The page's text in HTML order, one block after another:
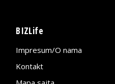
BIZLife
Impresum/O nama
Kontakt